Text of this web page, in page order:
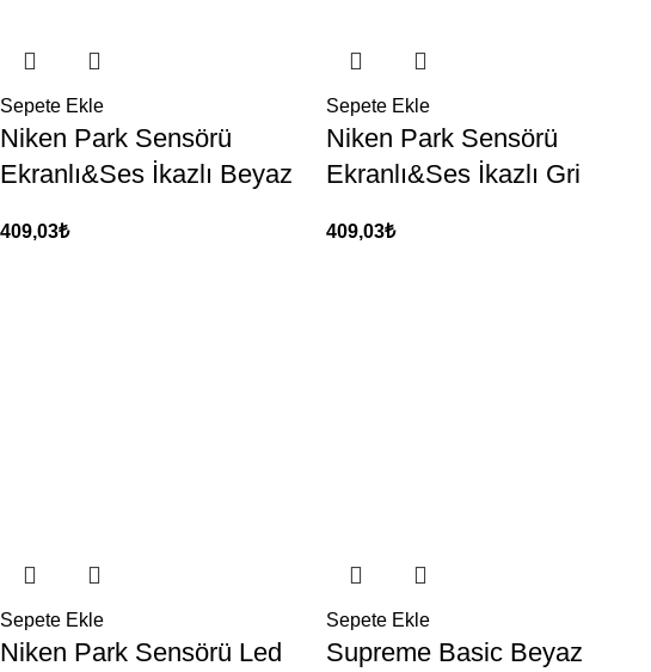
Sepete Ekle
Niken Park Sensörü
Ekranlı&Ses İkazlı Beyaz
409,03₺
Sepete Ekle
Niken Park Sensörü
Ekranlı&Ses İkazlı Gri
409,03₺
Sepete Ekle
Niken Park Sensörü Led
Sepete Ekle
Supreme Basic Beyaz